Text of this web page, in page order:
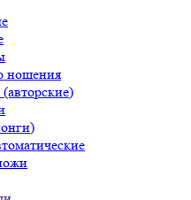
ношения